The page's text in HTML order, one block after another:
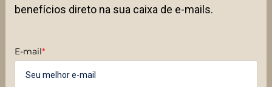
benefícios direto na sua caixa de e-mails.
E-mail*